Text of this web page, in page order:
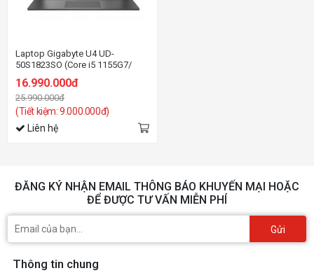
Laptop Gigabyte U4 UD-
50S1823SO (Core i5 1155G7/
FHD/VGA on/ Win11/Silver/vỏ
nhôm/Balo)
16.990.000đ
25.990.000đ
(Tiết kiệm: 9.000.000đ)
Liên hệ
ĐĂNG KÝ NHẬN EMAIL THÔNG BÁO KHUYẾN MẠI HOẶC
ĐỂ ĐƯỢC TƯ VẤN MIỄN PHÍ
Gửi
Thông tin chung